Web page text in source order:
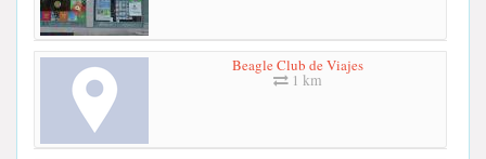
Beagle Club de Viajes
1 km